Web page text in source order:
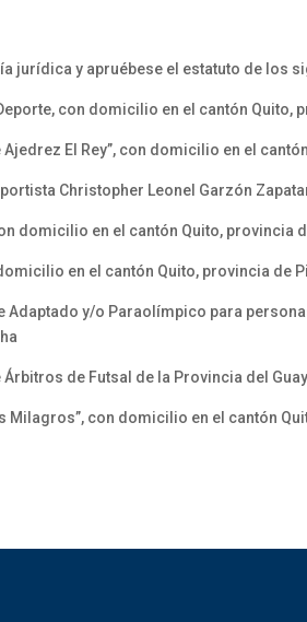
jurídica y apruébese el estatuto de los
con domicilio en el cantón Quito,
Ajedrez El Rey”, con domicilio en el
Christopher Leonel Garzón
domicilio en el cantón Quito, provincia
en el cantón Quito, provincia de
Adaptado y/o Paraolímpico para
Árbitros de Futsal de la Provincia del
Milagros”, con domicilio en el cantón